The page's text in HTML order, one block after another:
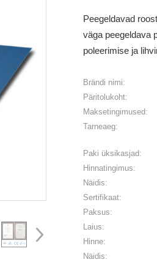
Peegeldavad
väga peegeldava
poleerimise ja
Brändi nimi:
Päritolukoht:
Maksetingimused:
Tarneaeg:
Paki üksikasjad:
Hinnatingimus:
Näidis:
Sertifikaat:
Paksus:
Laius:
Hinne:
Näidis: